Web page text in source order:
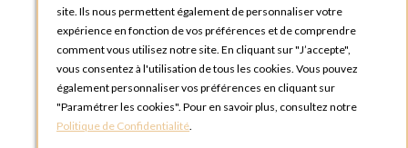
13 rue Paul Rischard
5324 Contern
LUXEMBOURG
Téléphone :+352 28 77 87 88
BOUTIQUE OPTIONS LUXEMBOURG
2, avenue Grand-Duc Jean
site. Ils nous permettent également de personnaliser votre
expérience en fonction de vos préférences et de comprendre
comment vous utilisez notre site. En cliquant sur "J’accepte",
vous consentez à l'utilisation de tous les cookies. Vous pouvez
également personnaliser vos préférences en cliquant sur
"Paramétrer les cookies". Pour en savoir plus, consultez notre
Politique de Confidentialité.